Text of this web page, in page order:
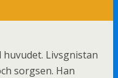
Livsgnistan
sorgsen. Han